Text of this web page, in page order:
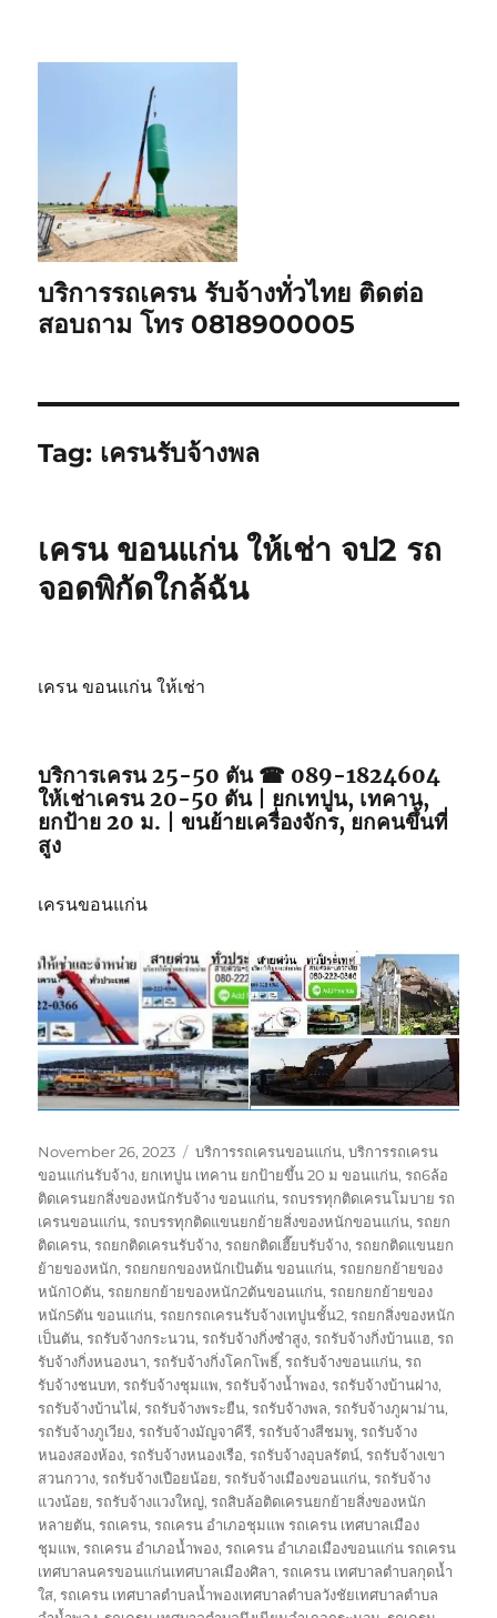
บริการรถเครน รับจ้างทั่วไทย ติดต่อ
สอบถาม โทร 0818900005
Tag: เครนรับจ้างพล
เครน ขอนแก่น ให้เช่า จป2 รถ
จอดพิกัดใกล้ฉัน
เครน ขอนแก่น ให้เช่า
บริการเครน 25-50 ตัน ☎ 089-1824604
ให้เช่าเครน 20-50 ตัน | ยกเทปูน, เทคาน,
ยกป้าย 20 ม. | ขนย้ายเครื่องจักร, ยกคนขึ้นที่
สูง
เครนขอนแก่น
Posted
on
November 26, 2023 Tags
บริการรถเครนขอนแก่น,บริการรถเครน
ขอนแก่นรับจ้าง, ยกเทปูน เทคาน ยกป้ายขึ้น 20 ม ขอนแก่น,รถ6ล้อ
ติดเครนยกสิ่งของหนักรับจ้าง ขอนแก่น,รถบรรทุกติดเครนโมบาย รถ
เครนขอนแก่น,รถบรรทุกติดแขนยกย้ายสิ่งของหนักขอนแก่น,รถยก
ติดเครน,รถยกติดเครนรับจ้าง,รถยกติดเฮี๊ยบรับจ้าง,รถยกติดแขนยก
ย้ายของหนัก,รถยกยกของหนักเป้นต้น ขอนแก่น,รถยกยกย้ายของ
หนัก10ตัน,รถยกยกย้ายของหนัก2ตันขอนแก่น,รถยกยกย้ายของ
หนัก5ตัน ขอนแก่น,รถยกรถเครนรับจ้างเทปูนชั้น2,รถยกสิ่งของหนัก
เป็นตัน,รถรับจ้างกระนวน,รถรับจ้างกิ่งซำสูง,รถรับจ้างกิ่งบ้านแฮ,รถ
รับจ้างกิ่งหนองนา,รถรับจ้างกิ่งโคกโพธิ์,รถรับจ้างขอนแก่น,รถ
รับจ้างชนบท,รถรับจ้างชุมแพ,รถรับจ้างน้ำพอง,รถรับจ้างบ้านฝาง,
รถรับจ้างบ้านไผ่,รถรับจ้างพระยืน,รถรับจ้างพล,รถรับจ้างภูผาม่าน,
รถรับจ้างภูเวียง,รถรับจ้างมัญจาคีรี,รถรับจ้างสีชมพู,รถรับจ้าง
หนองสองห้อง,รถรับจ้างหนองเรือ,รถรับจ้างอุบลรัตน์,รถรับจ้างเขา
สวนกวาง,รถรับจ้างเปือยน้อย,รถรับจ้างเมืองขอนแก่น,รถรับจ้าง
แวงน้อย,รถรับจ้างแวงใหญ่,รถสิบล้อติดเครนยกย้ายสิ่งของหนัก
หลายตัน,รถเครน,รถเครน อำเภอชุมแพ รถเครน เทศบาลเมือง
ชุมแพ,รถเครน อำเภอน้ำพอง,รถเครน อำเภอเมืองขอนแก่น รถเครน
เทศบาลนครขอนแก่นเทศบาลเมืองศิลา,รถเครน เทศบาลตำบลกุดน้ำ
ใส,รถเครน เทศบาลตำบลน้ำพองเทศบาลตำบลวังชัยเทศบาลตำบล